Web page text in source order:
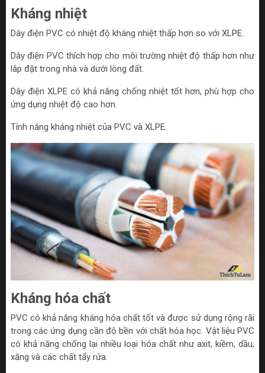
Kháng nhiệt
Dây điện PVC có nhiệt độ kháng nhiệt thấp hơn so với XLPE.
Dây điện PVC thích hợp cho môi trường nhiệt độ thấp hơn như
lắp đặt trong nhà và dưới lòng đất.
Dây điện XLPE có khả năng chống nhiệt tốt hơn, phù hợp cho
ứng dụng nhiệt độ cao hơn.
Tính năng kháng nhiệt của PVC và XLPE.
Kháng hóa chất
PVC có khả năng kháng hóa chất tốt và được sử dụng rộng rãi
trong các ứng dụng cần độ bền với chất hóa học. Vật liệu PVC
có khả năng chống lại nhiều loại hóa chất như axit, kiềm, dầu,
xăng và các chất tẩy rửa.